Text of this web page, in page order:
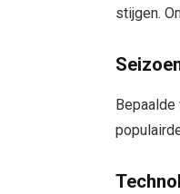
stijgen.
Bepaalde